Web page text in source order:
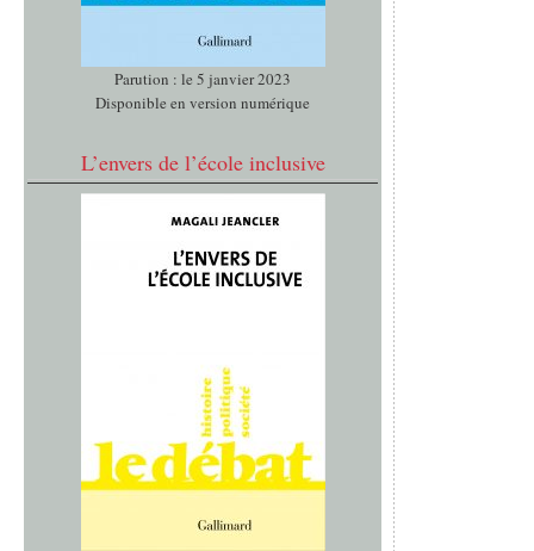
Parution : le 5 janvier 2023
Disponible en version numérique
L’envers de l’école inclusive